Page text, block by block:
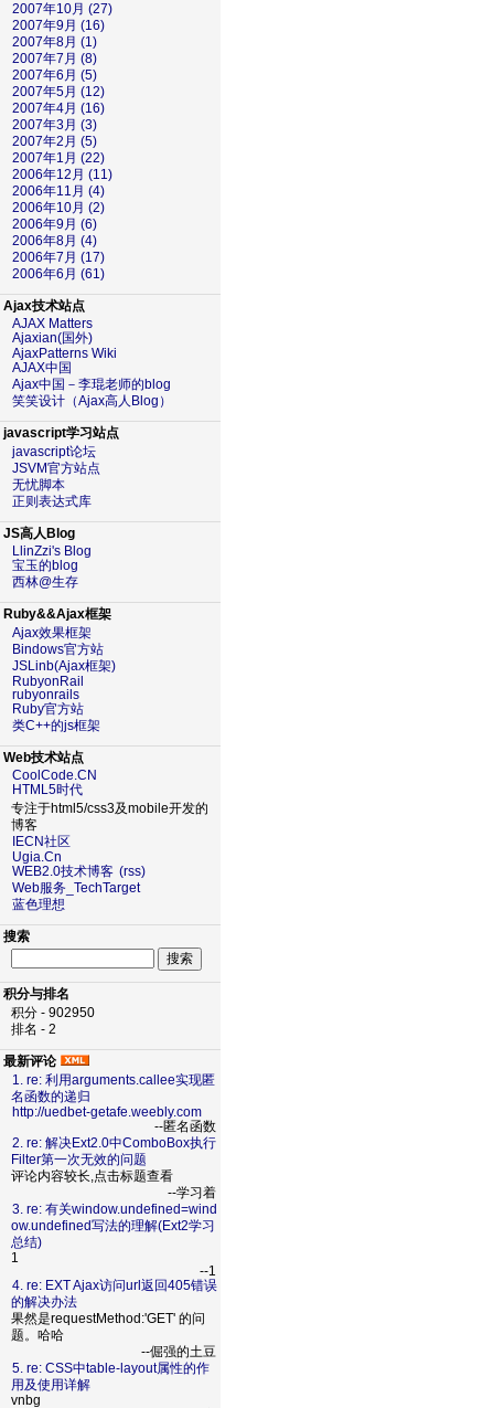
2007年10月 (27)
2007年9月 (16)
2007年8月 (1)
2007年7月 (8)
2007年6月 (5)
2007年5月 (12)
2007年4月 (16)
2007年3月 (3)
2007年2月 (5)
2007年1月 (22)
2006年12月 (11)
2006年11月 (4)
2006年10月 (2)
2006年9月 (6)
2006年8月 (4)
2006年7月 (17)
2006年6月 (61)
Ajax技术站点
AJAX Matters
Ajaxian(国外)
AjaxPatterns Wiki
AJAX中国
Ajax中国－李琨老师的blog
笑笑设计（Ajax高人Blog）
javascript学习站点
javascript论坛
JSVM官方站点
无忧脚本
正则表达式库
JS高人Blog
LlinZzi's Blog
宝玉的blog
西林@生存
Ruby&&Ajax框架
Ajax效果框架
Bindows官方站
JSLinb(Ajax框架)
RubyonRail
rubyonrails
Ruby官方站
类C++的js框架
Web技术站点
CoolCode.CN
HTML5时代
专注于html5/css3及mobile开发的
博客
IECN社区
Ugia.Cn
WEB2.0技术博客 (rss)
Web服务_TechTarget
蓝色理想
搜索
积分与排名
积分 - 902950
排名 - 2
最新评论
1. re: 利用arguments.callee实现匿
名函数的递归
http://uedbet-getafe.weebly.com
--匿名函数
2. re: 解决Ext2.0中ComboBox执行
Filter第一次无效的问题
评论内容较长,点击标题查看
--学习着
3. re: 有关window.undefined=wind
ow.undefined写法的理解(Ext2学习
总结)
1
--1
4. re: EXT Ajax访问url返回405错误
的解决办法
果然是requestMethod:'GET' 的问
题。哈哈
--倔强的土豆
5. re: CSS中table-layout属性的作
用及使用详解
vnbg